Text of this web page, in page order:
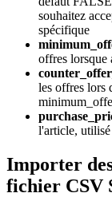
souhaitez
spécifique
offres lorsque
les offres lors
l'article,
Importer
fichier CSV